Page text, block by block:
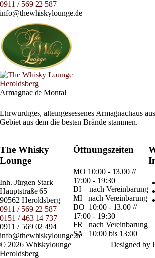
0911 / 569 22 587
info@thewhiskylounge.de
Armagnac de Montal
Ehrwürdiges, alteingesessenes Armagnachaus
Gebiet aus dem die besten Brände stammen.
The Whisky
Lounge
Inh. Jürgen Stark
Hauptstraße 65
90562 Heroldsberg
0911 / 569 22 587
0151 / 463 14 737
0911 / 569 02 494
info@thewhiskylounge.de
Öffnungszeiten
MO 10:00 - 13.00 //
17:00 - 19:30
DI
nach Vereinbarung
MI
nach Vereinbarung
DO 10:00 - 13.00 //
17:00 - 19:30
FR
nach Vereinbarung
SA
10:00 bis 13:00
© 2026 Whiskylounge
Heroldsberg
Designed by